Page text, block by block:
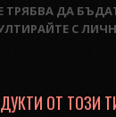
ТРЯБВА ДА
С
ОТ ТОЗИ